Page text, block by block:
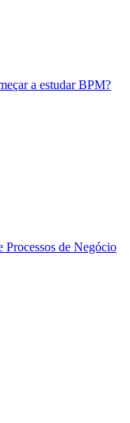
a estudar BPM?
de Negócio